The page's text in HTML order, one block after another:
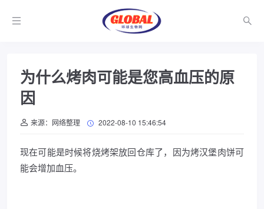
为什么烤肉可能是您高血压的原
因
来源：网络整理 2022-08-10 15:46:54
现在可能是时候将烧烤架放回仓库了，因为烤汉堡肉饼可
能会增加血压。